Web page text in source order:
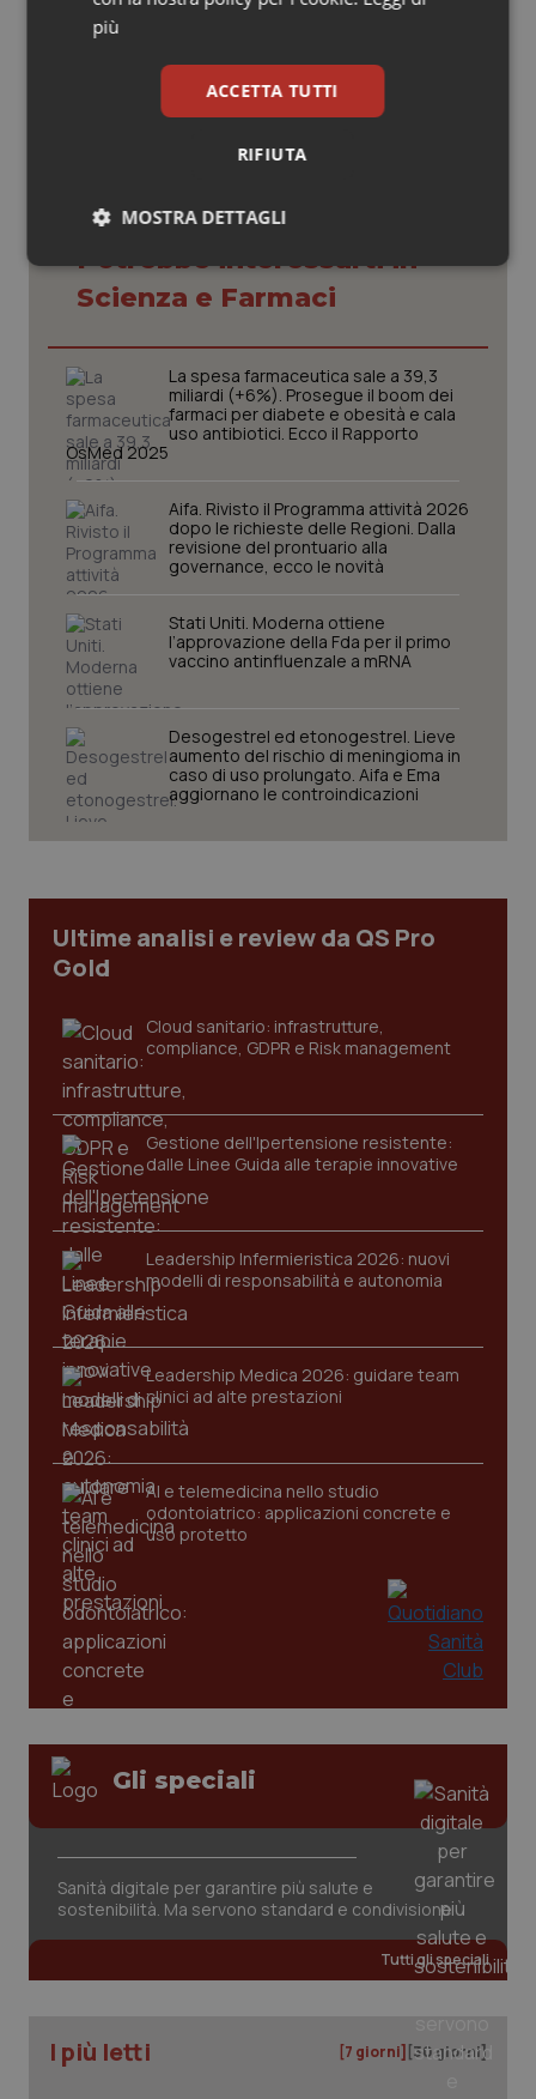
05 Agosto 2016
© Riproduzione riservata
Potrebbe interessarti in
Scienza e Farmaci
La spesa farmaceutica sale a 39,3
miliardi (+6%). Prosegue il boom dei
farmaci per diabete e obesità e cala
uso antibiotici. Ecco il Rapporto
OsMed 2025
Aifa. Rivisto il Programma attività 2026
dopo le richieste delle Regioni. Dalla
revisione del prontuario alla
governance, ecco le novità
Stati Uniti. Moderna ottiene
l’approvazione della Fda per il primo
vaccino antinfluenzale a mRNA
Desogestrel ed etonogestrel. Lieve
aumento del rischio di meningioma in
caso di uso prolungato. Aifa e Ema
aggiornano le controindicazioni
Ultime analisi e review da QS Pro
Gold
Cloud sanitario: infrastrutture,
compliance, GDPR e Risk management
Gestione dell'Ipertensione resistente:
dalle Linee Guida alle terapie innovative
Leadership Infermieristica 2026: nuovi
modelli di responsabilità e autonomia
Leadership Medica 2026: guidare team
clinici ad alte prestazioni
AI e telemedicina nello studio
odontoiatrico: applicazioni concrete e
uso protetto
Gli speciali
Sanità digitale per garantire più salute e
sostenibilità. Ma servono standard e condivisione
Tutti gli speciali
I più letti [7 giorni] [30 giorni]
più
ACCETTA TUTTI
RIFIUTA
MOSTRA DETTAGLI
Necessari Statistici Marketing
Necessari Statistici Marketing
I cookie necessari contribuiscono a rendere fruibile il
sito web abilitandone funzionalità di base quali la
navigazione sulle pagine e l'accesso alle aree
protette del sito. Il sito web non è in grado di
funzionare correttamente senza questi cookie.
Nome
Fornitore/Dominio
VISITOR_PRIVACY_METADATA
YouTube
.youtube.com
www.quotidianosanita.it
tracking-sites-ironfish-
tracking-enable
session-id
_ga
.quotidianosanita.it